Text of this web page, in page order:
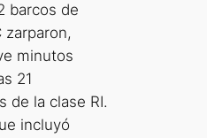
barcos de
zarparon,
minutos
21
de la clase RI.
incluyó